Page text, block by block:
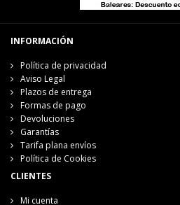
INFORMACIÓN
Política de privacidad
Aviso Legal
Plazos de entrega
Formas de pago
Devoluciones
Garantías
Tarifa plana envíos
Política de Cookies
CLIENTES
Mi cuenta